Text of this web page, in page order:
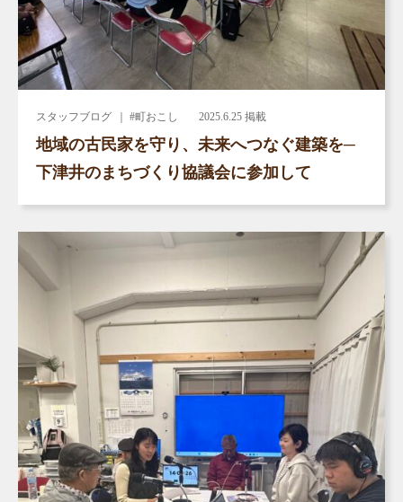
スタッフブログ ｜ #町おこし 2025.6.25 掲載
地域の古民家を守り、未来へつなぐ建築を─
下津井のまちづくり協議会に参加して